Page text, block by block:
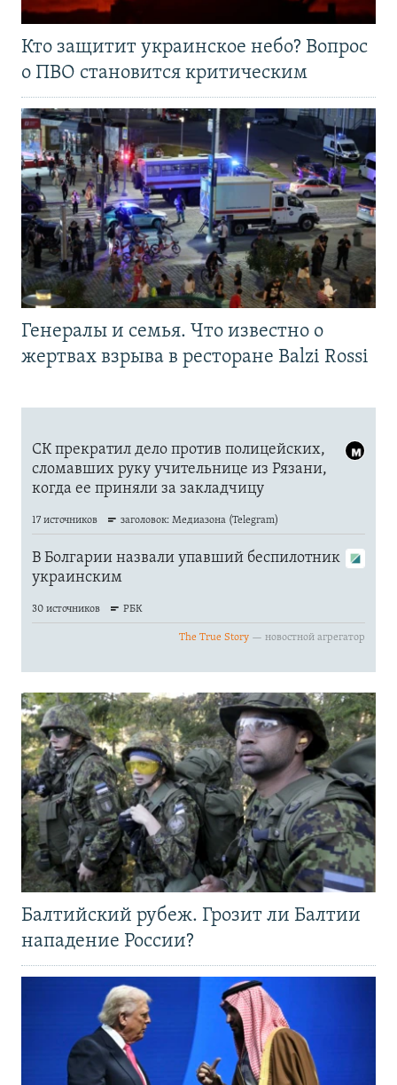
Кто защитит украинское небо? Вопрос
о ПВО становится критическим
Генералы и семья. Что известно о
жертвах взрыва в ресторане Balzi Rossi
Балтийский рубеж. Грозит ли Балтии
нападение России?